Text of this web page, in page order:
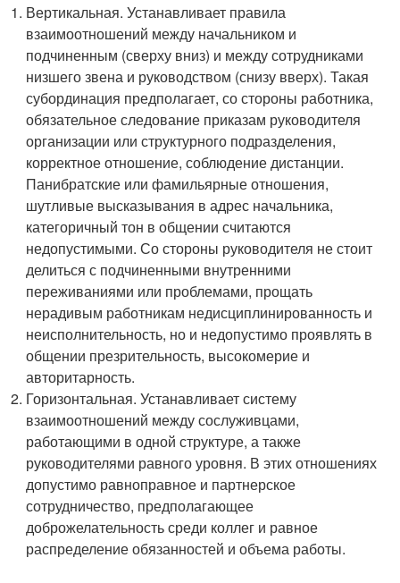
Вертикальная. Устанавливает правила
взаимоотношений между начальником и
подчиненным (сверху вниз) и между сотрудниками
низшего звена и руководством (снизу вверх). Такая
субординация предполагает, со стороны работника,
обязательное следование приказам руководителя
организации или структурного подразделения,
корректное отношение, соблюдение дистанции.
Панибратские или фамильярные отношения,
шутливые высказывания в адрес начальника,
категоричный тон в общении считаются
недопустимыми. Со стороны руководителя не стоит
делиться с подчиненными внутренними
переживаниями или проблемами, прощать
нерадивым работникам недисциплинированность и
неисполнительность, но и недопустимо проявлять в
общении презрительность, высокомерие и
авторитарность.
Горизонтальная. Устанавливает систему
взаимоотношений между сослуживцами,
работающими в одной структуре, а также
руководителями равного уровня. В этих отношениях
допустимо равноправное и партнерское
сотрудничество, предполагающее
доброжелательность среди коллег и равное
распределение обязанностей и объема работы.